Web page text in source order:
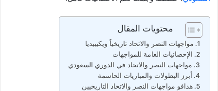
محتويات المقال
مواجهات النصر والاتحاد تاريخياً ويكيبيديا
الإحصائيات العامة للمواجهات
مواجهات النصر والاتحاد في الدوري السعودي
أبرز البطولات والمباريات الحاسمة
هدافو مواجهات النصر والاتحاد التاريخيين